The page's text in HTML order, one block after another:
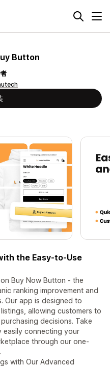
Button
the Easy-to-Use
Buy Now Button - the
ranking improvement and
Our app is designed to
allowing customers to
decisions. Take
connecting your
through our one-
with Our Advanced